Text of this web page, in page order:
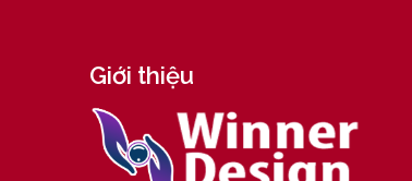
Giới thiệu